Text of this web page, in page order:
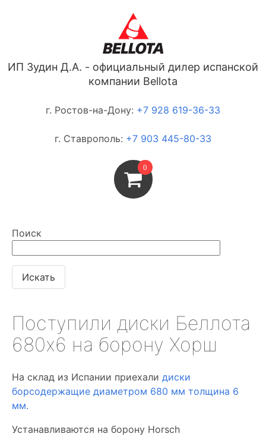
ИП Зудин Д.А. - официальный дилер испанской
компании Bellota
г. Ростов-на-Дону: +7 928 619-36-33
г. Ставрополь: +7 903 445-80-33
0
Поиск
Поступили диски Беллота
680х6 на борону Хорш
На склад из Испании приехали диски
борсодержащие диаметром 680 мм толщина 6
мм.
Устанавливаются на борону Horsch